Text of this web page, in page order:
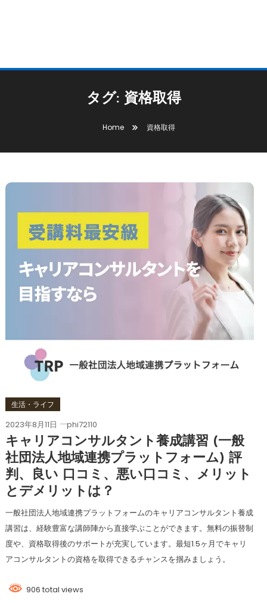
タグ: 資格取得
Home 資格取得
生活・ライフ
2023年8月11日 phi72110
キャリアコンサルタント養成講習 (一般
社団法人地域連携プラットフォーム) 評
判、良い 口コミ、悪い口コミ、メリット
とデメリットは？
一般社団法人地域連携プラットフォームのキャリアコンサルタント養成
講習は、経験豊富な講師陣から直接学ぶことができます。無料の振替制
度や、資格取得後のサポートが充実しています。最短1.5ヶ月でキャリ
アコンサルタントの資格を取得できるチャンスを掴みましょう。
906 total views